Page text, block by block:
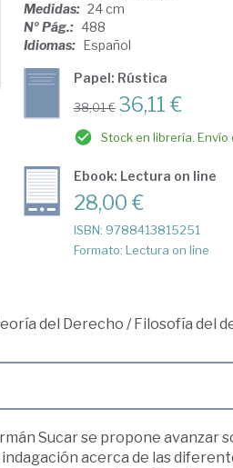
Medidas: 24 cm
Nº Pág.: 488
Idiomas: Español
Papel: Rústica
38,01 € 36,11 €
Stock en librería.
Ebook: Lectura on line
28,00 €
ISBN: 9788413815251
Formato: Lectura on line
del Derecho /Filosofía del
Sucar se propone
acerca de las